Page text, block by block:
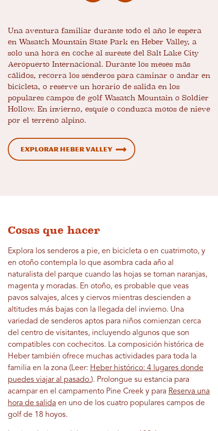
Una aventura familiar durante todo el año le espera
en Wasatch Mountain State Park en Heber Valley, a
solo una hora en coche al sureste del Salt Lake City
Aeropuerto Internacional. Durante los meses más
cálidos, recorra los senderos para caminar o andar en
bicicleta, o reserve un horario de salida en los
populares campos de golf Wasatch Mountain o Soldier
Hollow. En invierno, esquíe o conduzca motos de nieve
por el terreno alpino.
Explorar Heber Valley
Cosas que hacer
Explora los senderos a pie, en bicicleta o en cuatrimoto, y
en otoño contempla lo que asombra cada año al
naturalista del parque cuando las hojas se tornan naranjas,
magenta y moradas. En otoño, es probable que veas
pavos salvajes, alces y ciervos mientras descienden a
altitudes más bajas con la llegada del invierno. Una
variedad de senderos aptos para niños comienzan cerca
del centro de visitantes, incluyendo algunos que son
compatibles con cochecitos. La composición histórica de
Heber también ofrece muchas actividades para toda la
familia en la zona (Leer: Heber histórico: 4 lugares donde
puedes viajar al pasado.). Prolongue su estancia para
acampar en el campamento Pine Creek y para Reserva una
hora de salida en uno de los cuatro populares campos de
golf de 18 hoyos.